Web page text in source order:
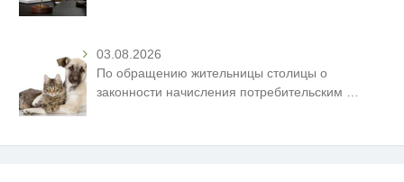
03.08.2026
По обращению жительницы столицы о
законности начисления потребительским